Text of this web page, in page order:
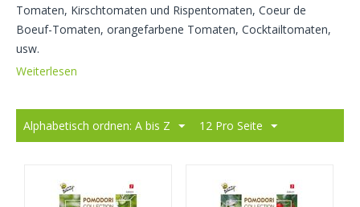
Tomaten, Kirschtomaten und Rispentomaten, Coeur de
Boeuf-Tomaten, orangefarbene Tomaten, Cocktailtomaten,
usw.
Weiterlesen
Alphabetisch ordnen: A bis Z 12 Pro Seite